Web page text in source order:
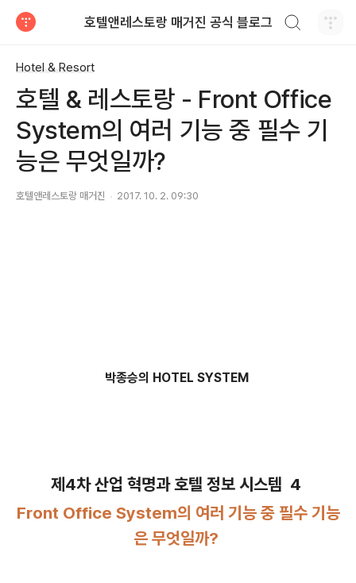
호텔앤레스토랑 매거진 공식 블로그
Hotel & Resort
호텔 & 레스토랑 - Front Office
System의 여러 기능 중 필수 기
능은 무엇일까?
호텔앤레스토랑 매거진 2017. 10. 2. 09:30
박종승의 HOTEL SYSTEM
제4차 산업 혁명과 호텔 정보 시스템 4
Front Office System의 여러 기능 중 필수 기능
은 무엇일까?